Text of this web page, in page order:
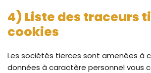
4) Liste des traceurs
cookies
Les sociétés tierces sont amenées à
données à caractère personnel vous